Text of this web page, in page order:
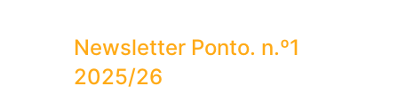
Newsletter Ponto. n.º1
2025/26